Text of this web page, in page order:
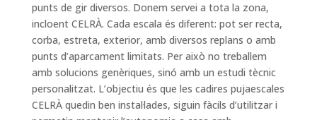
punts de gir diversos. Donem servei a tota la zona,
incloent CELRÀ. Cada escala és diferent: pot ser recta,
corba, estreta, exterior, amb diversos replans o amb
punts d’aparcament limitats. Per això no treballem
amb solucions genèriques, sinó amb un estudi tècnic
personalitzat. L’objectiu és que les cadires pujaescales
CELRÀ quedin ben instal·lades, siguin fàcils d’utilitzar i